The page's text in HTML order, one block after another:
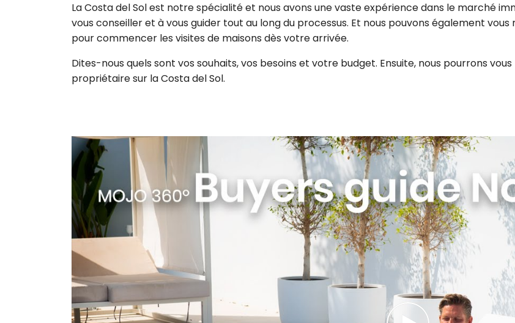
La Costa del Sol est notre spécialité et nous avons une vaste expérience dans le marché
vous conseiller et à vous guider tout au long du processus. Et nous pouvons également
pour commencer les visites de maisons dès votre arrivée.
Dites-nous quels sont vos souhaits, vos besoins et votre budget. Ensuite, nous pourrons
propriétaire sur la Costa del Sol.